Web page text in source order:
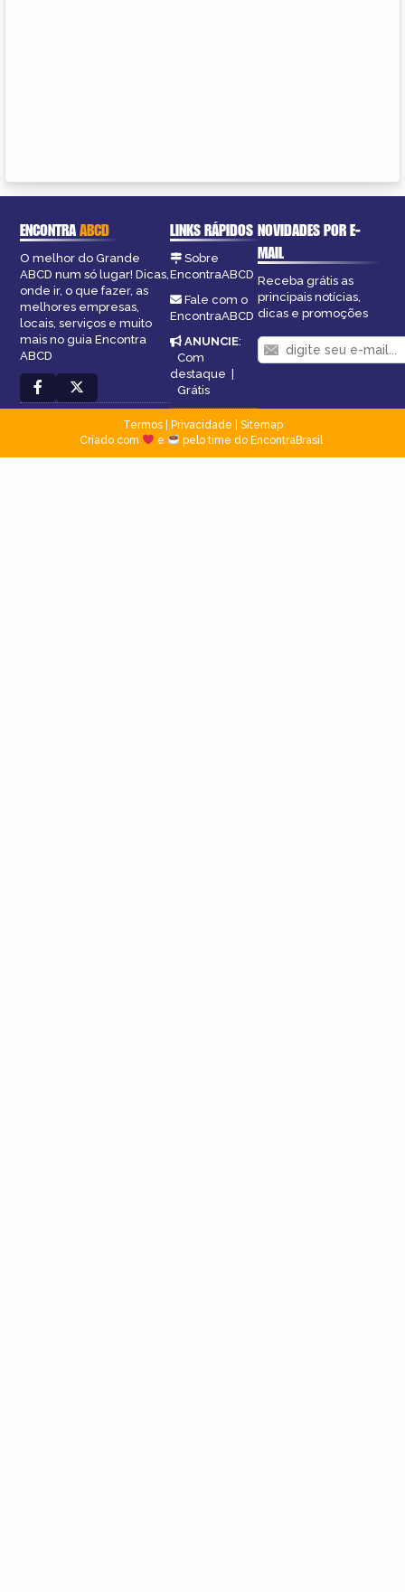
ENCONTRAABCD
O melhor do Grande
ABCD num só lugar! Dicas,
onde ir, o que fazer, as
melhores empresas,
locais, serviços e muito
mais no guia Encontra
ABCD
LINKS RÁPIDOS
Sobre
EncontraABCD
Fale com o
EncontraABCD
ANUNCIE:
Com
destaque
Grátis
NOVIDADES POR E-
MAIL
Receba grátis as
principais notícias,
dicas e promoções
Termos| Privacidade
Sitemap
Criado com
e pelo time do EncontraBrasil